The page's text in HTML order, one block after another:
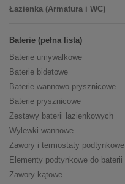
Łazienka (Armatura i WC)
Baterie (pełna lista)
Baterie umywalkowe
Baterie bidetowe
Baterie wannowo-prysznicowe
Baterie prysznicowe
Zestawy baterii łazienkowych
Wylewki wannowe
Zawory i termostaty podtynkowe
Elementy podtynkowe do baterii
Zawory kątowe